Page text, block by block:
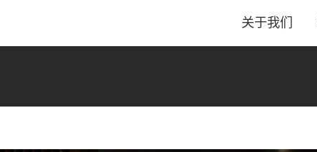
关于我们